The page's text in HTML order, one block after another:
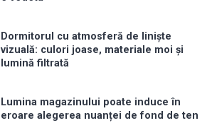
Dormitorul cu atmosferă de liniște
vizuală: culori joase, materiale moi și
lumină filtrată
Lumina magazinului poate induce în
eroare alegerea nuanței de fond de ten